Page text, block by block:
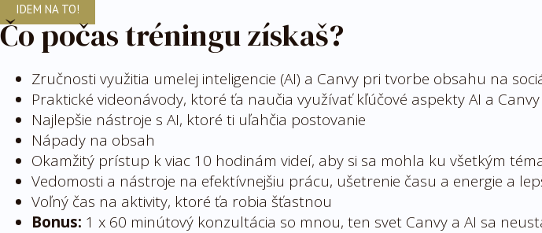
IDEM NA TO!
Čo počas tréningu získaš?
Zručnosti využitia umelej inteligencie (AI) a Canvy pri tvorbe obsahu na
Praktické videonávody, ktoré ťa naučia využívať kľúčové aspekty AI a
Najlepšie nástroje s AI, ktoré ti uľahčia postovanie
Nápady na obsah
Okamžitý prístup k viac 10 hodinám videí, aby si sa mohla ku všetkým
Vedomosti a nástroje na efektívnejšiu prácu, ušetrenie času a energie a
Voľný čas na aktivity, ktoré ťa robia šťastnou
Bonus: 1 x 60 minútový konzultácia so mnou, ten svet Canvy a AI sa